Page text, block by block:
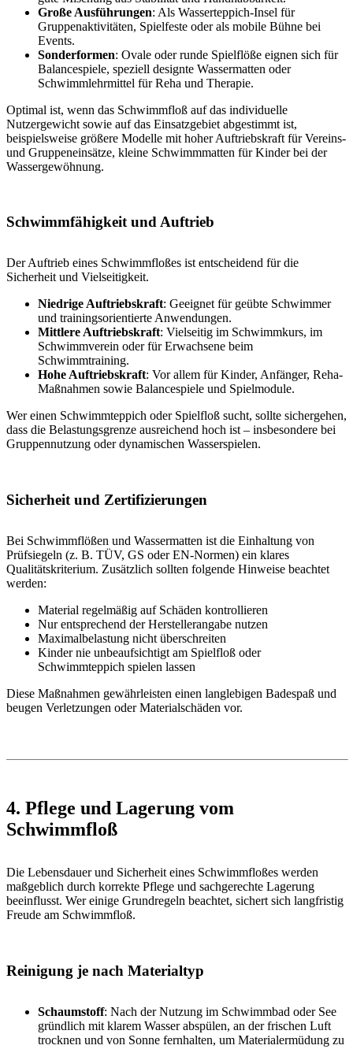
Große Ausführungen: Als Wasserteppich-Insel für
Gruppenaktivitäten, Spielfeste oder als mobile Bühne bei
Events.
Sonderformen: Ovale oder runde Spielflöße eignen sich für
Balancespiele, speziell designte Wassermatten oder
Schwimmlehrmittel für Reha und Therapie.
Optimal ist, wenn das Schwimmfloß auf das individuelle
Nutzergewicht sowie auf das Einsatzgebiet abgestimmt ist,
beispielsweise größere Modelle mit hoher Auftriebskraft für Vereins-
und Gruppeneinsätze, kleine Schwimmmatten für Kinder bei der
Wassergewöhnung.
Schwimmfähigkeit und Auftrieb
Der Auftrieb eines Schwimmfloßes ist entscheidend für die
Sicherheit und Vielseitigkeit.
Niedrige Auftriebskraft: Geeignet für geübte Schwimmer
und trainingsorientierte Anwendungen.
Mittlere Auftriebskraft: Vielseitig im Schwimmkurs, im
Schwimmverein oder für Erwachsene beim
Schwimmtraining.
Hohe Auftriebskraft: Vor allem für Kinder, Anfänger, Reha-
Maßnahmen sowie Balancespiele und Spielmodule.
Wer einen Schwimmteppich oder Spielfloß sucht, sollte sichergehen,
dass die Belastungsgrenze ausreichend hoch ist – insbesondere bei
Gruppennutzung oder dynamischen Wasserspielen.
Sicherheit und Zertifizierungen
Bei Schwimmflößen und Wassermatten ist die Einhaltung von
Prüfsiegeln (z. B. TÜV, GS oder EN-Normen) ein klares
Qualitätskriterium. Zusätzlich sollten folgende Hinweise beachtet
werden:
Material regelmäßig auf Schäden kontrollieren
Nur entsprechend der Herstellerangabe nutzen
Maximalbelastung nicht überschreiten
Kinder nie unbeaufsichtigt am Spielfloß oder
Schwimmteppich spielen lassen
Diese Maßnahmen gewährleisten einen langlebigen Badespaß und
beugen Verletzungen oder Materialschäden vor.
4. Pflege und Lagerung vom
Schwimmfloß
Die Lebensdauer und Sicherheit eines Schwimmfloßes werden
maßgeblich durch korrekte Pflege und sachgerechte Lagerung
beeinflusst. Wer einige Grundregeln beachtet, sichert sich langfristig
Freude am Schwimmfloß.
Reinigung je nach Materialtyp
Schaumstoff: Nach der Nutzung im Schwimmbad oder See
gründlich mit klarem Wasser abspülen, an der frischen Luft
trocknen und von Sonne fernhalten, um Materialermüdung zu